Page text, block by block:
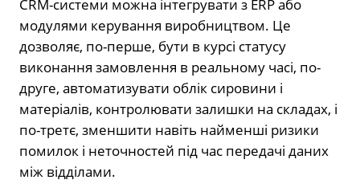
CRM-системи можна інтегрувати з ERP або
модулями керування виробництвом. Це
дозволяє, по-перше, бути в курсі статусу
виконання замовлення в реальному часі, по-
друге, автоматизувати облік сировини і
матеріалів, контролювати залишки на складах, і
по-третє, зменшити навіть найменші ризики
помилок і неточностей під час передачі даних
між відділами.